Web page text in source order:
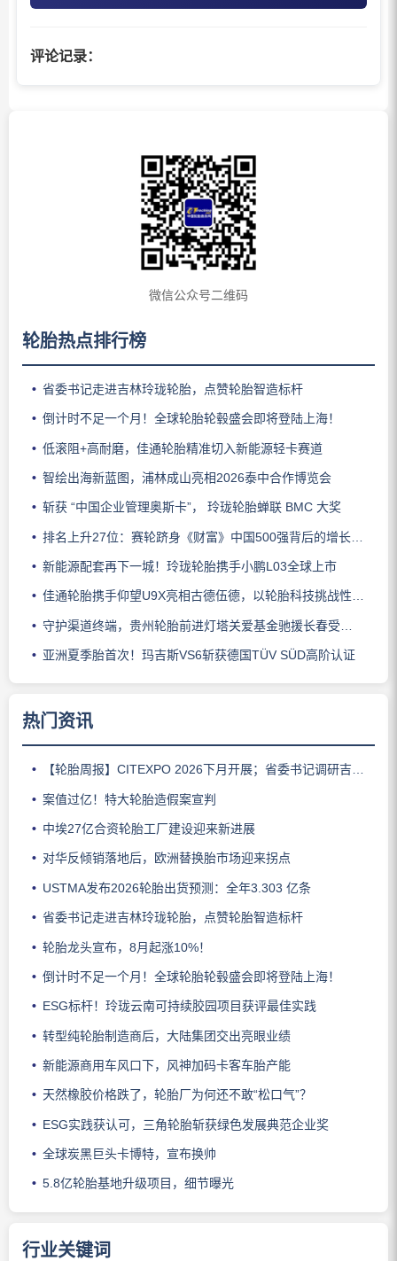
评论记录：
微信公众号二维码
轮胎热点排行榜
省委书记走进吉林玲珑轮胎，点赞轮胎智造标杆
倒计时不足一个月！全球轮胎轮毂盛会即将登陆上海！
低滚阻+高耐磨，佳通轮胎精准切入新能源轻卡赛道
智绘出海新蓝图，浦林成山亮相2026泰中合作博览会
斩获 “中国企业管理奥斯卡”， 玲珑轮胎蝉联 BMC 大奖
排名上升27位：赛轮跻身《财富》中国500强背后的增长逻辑
新能源配套再下一城！玲珑轮胎携手小鹏L03全球上市
佳通轮胎携手仰望U9X亮相古德伍德，以轮胎科技挑战性能边界
守护渠道终端，贵州轮胎前进灯塔关爱基金驰援长春受灾门店
亚洲夏季胎首次！玛吉斯VS6斩获德国TÜV SÜD高阶认证
热门资讯
【轮胎周报】CITEXPO 2026下月开展；省委书记调研吉林玲珑；佳通推出新能源轻卡轮胎；三角轮胎斩获大奖；中策宣布涨价
案值过亿！特大轮胎造假案宣判
中埃27亿合资轮胎工厂建设迎来新进展
对华反倾销落地后，欧洲替换胎市场迎来拐点
USTMA发布2026轮胎出货预测：全年3.303 亿条
省委书记走进吉林玲珑轮胎，点赞轮胎智造标杆
轮胎龙头宣布，8月起涨10%！
倒计时不足一个月！全球轮胎轮毂盛会即将登陆上海！
ESG标杆！玲珑云南可持续胶园项目获评最佳实践
转型纯轮胎制造商后，大陆集团交出亮眼业绩
新能源商用车风口下，风神加码卡客车胎产能
天然橡胶价格跌了，轮胎厂为何还不敢“松口气”？
ESG实践获认可，三角轮胎斩获绿色发展典范企业奖
全球炭黑巨头卡博特，宣布换帅
5.8亿轮胎基地升级项目，细节曝光
行业关键词